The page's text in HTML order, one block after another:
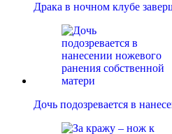
Драка в ночном клубе
Дочь подозревается в